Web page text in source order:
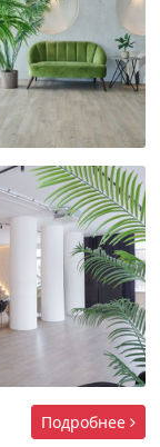
Подробнее